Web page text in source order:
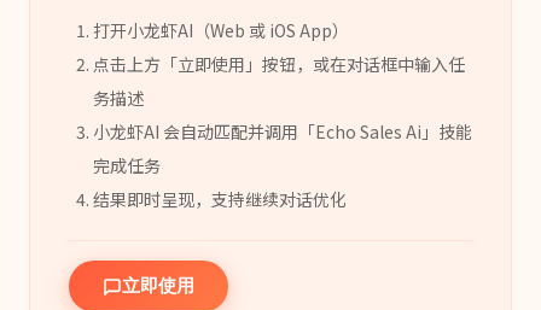
打开小龙虾AI（Web 或 iOS App）
点击上方「立即使用」按钮，或在对话框中输入任
务描述
小龙虾AI 会自动匹配并调用「Echo Sales Ai 」 技能
完成任务
结果即时呈现，支持继续对话优化
立即使用